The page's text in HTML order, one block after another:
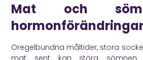
Mat och
Oregelbundna måltider, stora